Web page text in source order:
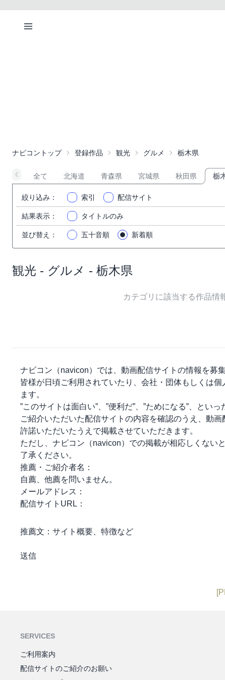
ナビコントップ 登録作品 観光 グルメ 栃木県
全て 北海道 青森県 宮城県 秋田県 栃
絞り込み ： 索引 配信サイト
結果表示 ： タイトルのみ
並び替え ： 五十音順 新着順
観光 - グルメ - 栃木県
カテゴリに該当する作品情
ナビコン（navicon） では、動画配信サイトの情報を募
皆様が日頃ご利用されていたり、会社・団体もしくは
ます。
”このサイトは面白い”、”便利だ”、”ためになる”、とい
ご紹介いただいた配信サイトの内容を確認のうえ、動画
許諾いただいたうえで掲載させていただきます。
ただし、 ナビコン（navicon） での掲載が相応しくない
了承ください。
推薦・ご紹介者名：
自薦、他薦を問いません。
メールアドレス：
配信サイトURL：
推薦文： サイト概要、特徴など
SERVICES
ご利用案内
配信サイトのご紹介のお願い